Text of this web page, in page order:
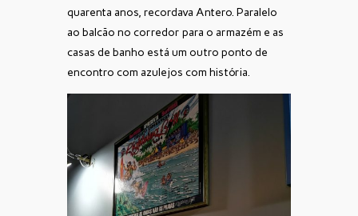
quarenta anos, recordava Antero. Paralelo
ao balcão no corredor para o armazém e as
casas de banho está um outro ponto de
encontro com azulejos com história.